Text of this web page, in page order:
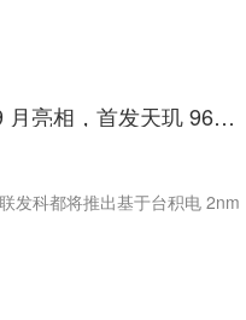
国产首款 2nm 旗舰！vivo X500 系列 9 月亮相，首发天玑 9600 Pro
发科都将推出基于台积电 2nm